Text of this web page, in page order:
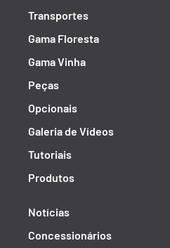
Transportes
Gama Floresta
Gama Vinha
Peças
Opcionais
Galeria de Vídeos
Tutoriais
Produtos
Notícias
Concessionários